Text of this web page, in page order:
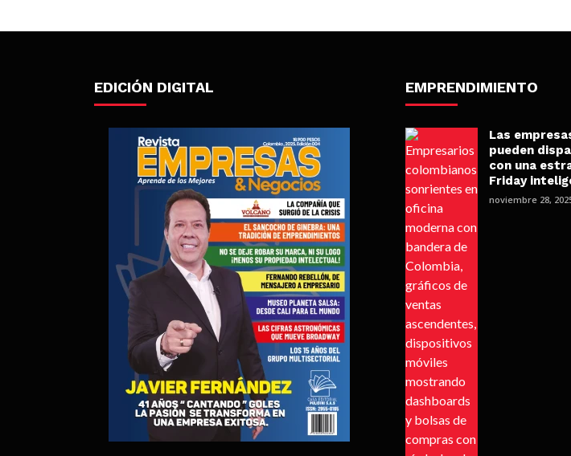
EDICIÓN DIGITAL EMPRENDIMIENTO
Las
pueden
con una
Friday
noviembre 28,